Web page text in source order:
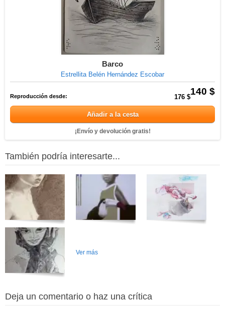
Barco
Estrellita Belén Hernández Escobar
140 $
Reproducción desde: 176 $
Añadir a la cesta
¡Envío y devolución gratis!
También podría interesarte...
Ver más
Deja un comentario o haz una crítica